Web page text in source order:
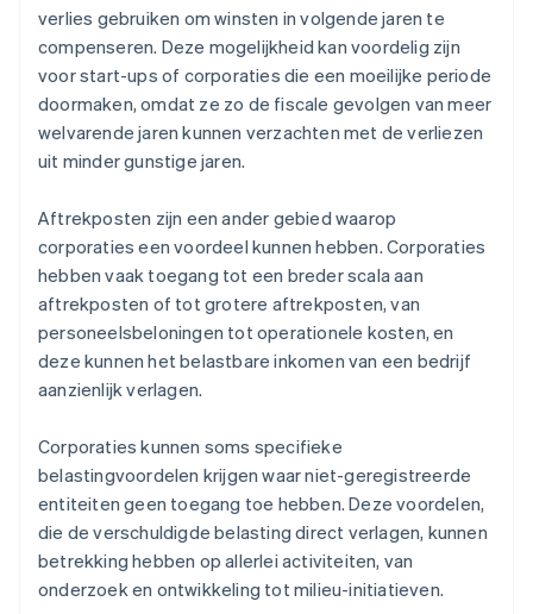
verlies gebruiken om winsten in volgende jaren te
compenseren. Deze mogelijkheid kan voordelig zijn
voor start-ups of corporaties die een moeilijke periode
doormaken, omdat ze zo de fiscale gevolgen van meer
welvarende jaren kunnen verzachten met de verliezen
uit minder gunstige jaren.
Aftrekposten zijn een ander gebied waarop
corporaties een voordeel kunnen hebben. Corporaties
hebben vaak toegang tot een breder scala aan
aftrekposten of tot grotere aftrekposten, van
personeelsbeloningen tot operationele kosten, en
deze kunnen het belastbare inkomen van een bedrijf
aanzienlijk verlagen.
Corporaties kunnen soms specifieke
belastingvoordelen krijgen waar niet-geregistreerde
entiteiten geen toegang toe hebben. Deze voordelen,
die de verschuldigde belasting direct verlagen, kunnen
betrekking hebben op allerlei activiteiten, van
onderzoek en ontwikkeling tot milieu-initiatieven.